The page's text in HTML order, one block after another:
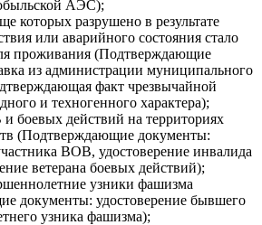
АЭС);
которых разрушено в результате
или аварийного состояния стало
проживания (Подтверждающие
из администрации муниципального
факт чрезвычайной
и техногенного характера);
боевых действий на территориях
(Подтверждающие документы:
ВОВ, удостоверение инвалида
ветерана боевых действий);
узники фашизма
документы: удостоверение бывшего
узника фашизма);